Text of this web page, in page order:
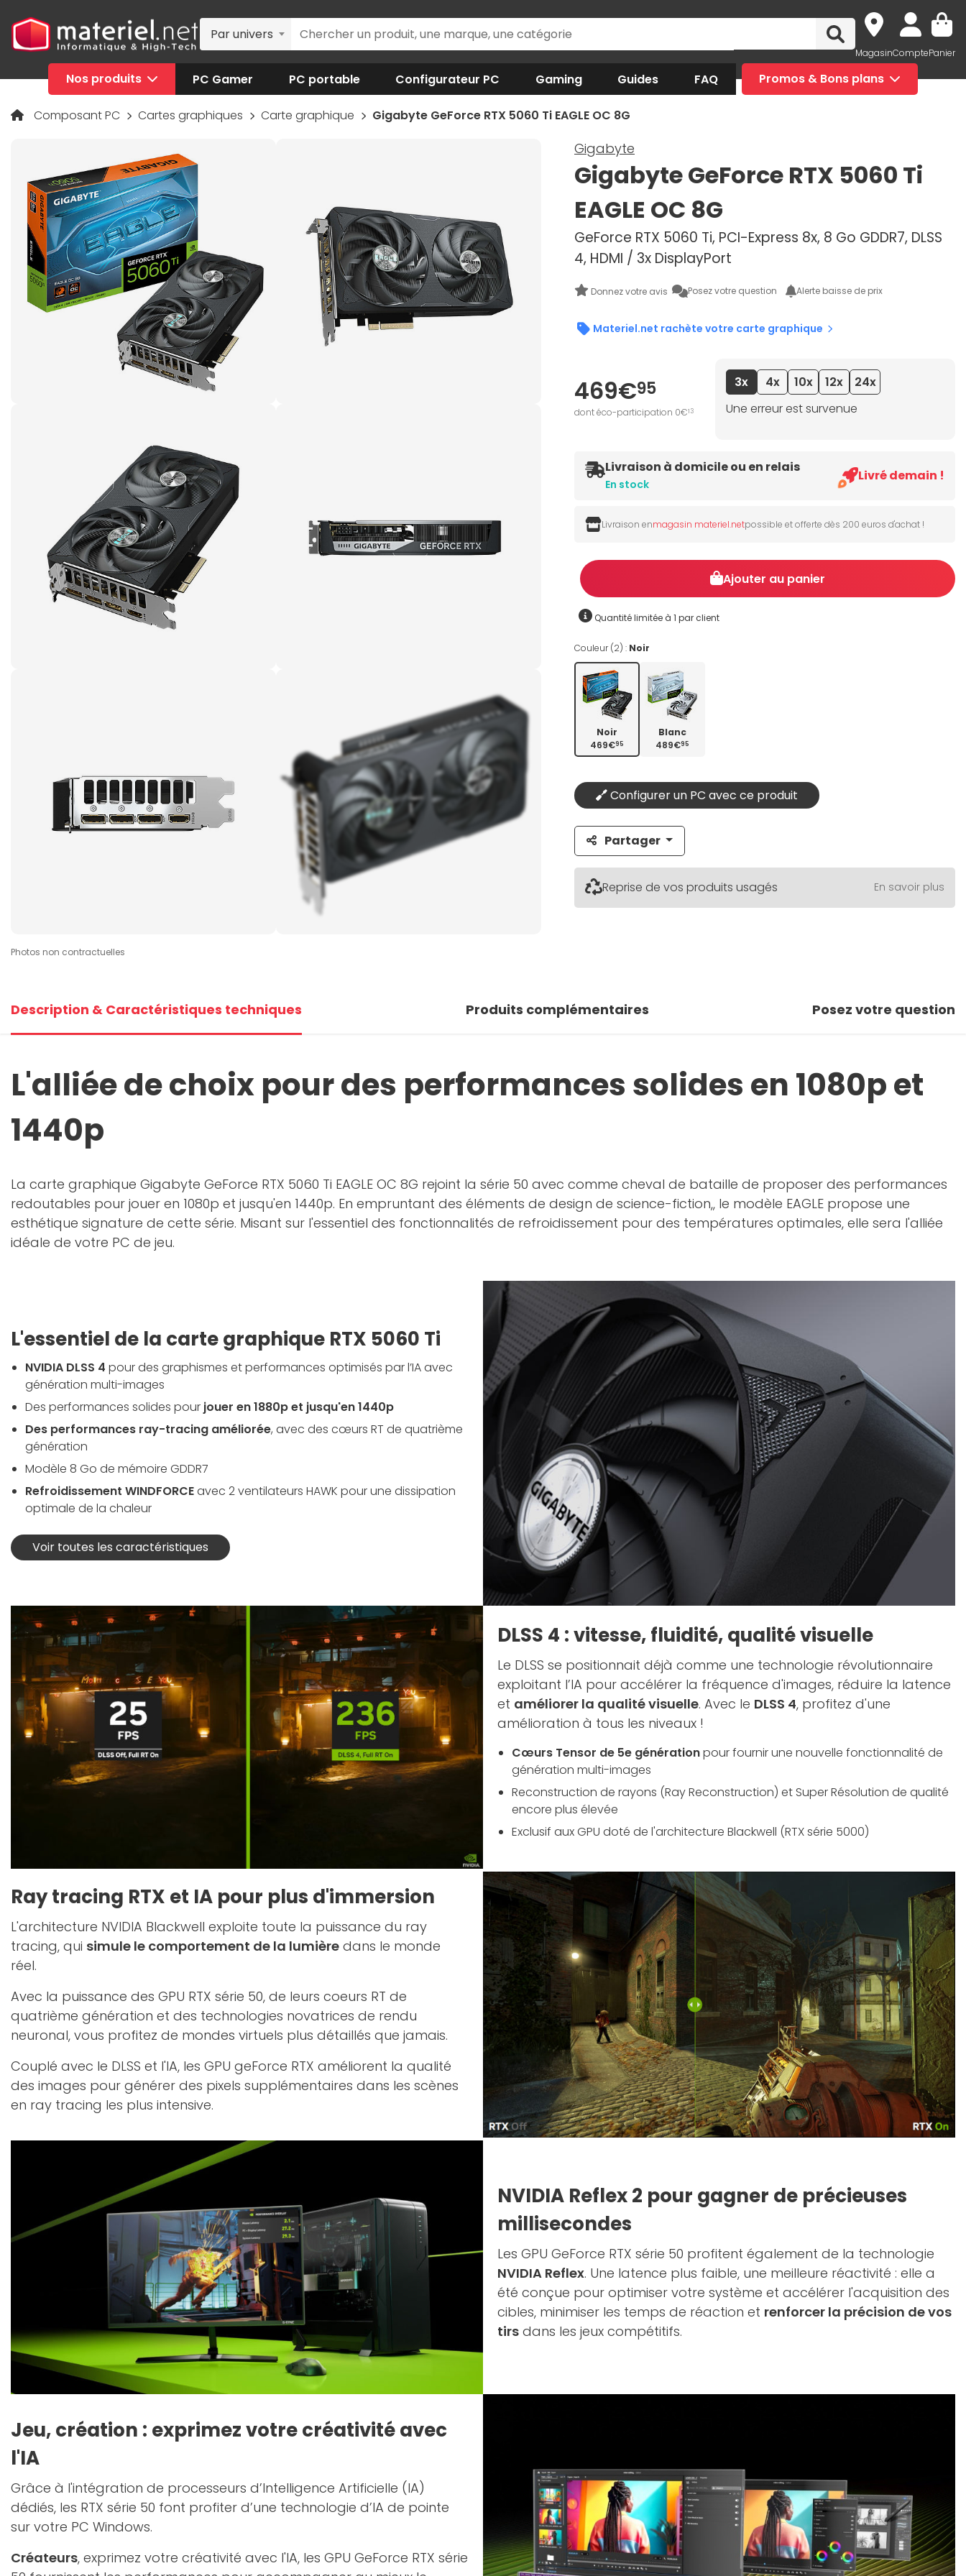
Par univers
MagasinComptePanier
Nos produits PC Gamer PC portable Configurateur PC Gaming Guides FAQ Promos & Bons plans
Composant PC Cartes graphiques Carte graphique Gigabyte GeForce RTX 5060 Ti EAGLE OC 8G
+1 photo
Photos non contractuelles
Gigabyte
Gigabyte GeForce RTX 5060 Ti
EAGLE OC 8G
GeForce RTX 5060 Ti, PCI-Express 8x, 8 Go GDDR7, DLSS
4, HDMI / 3x DisplayPort
Donnez votre avis Posez votre question Alerte baisse de prix
Materiel.net rachète votre carte graphique
469€95
dont éco-participation 0€13
3x 4x 10x 12x
24x
Une erreur est survenue
Livraison à domicile ou en relais
En stock
Livré demain !
Livraison enmagasin materiel.netpossible et offerte dès 200 euros d'achat !
Quantité Ajouter au panier
Quantité limitée à 1 par client
Couleur (2) : Noir
Noir
469€95
Blanc
489€95
Configurer un PC avec ce produit
Partager
Reprise de vos produits usagés En savoir plus
Description & Caractéristiques techniques Produits complémentaires Posez votre question
L'alliée de choix pour des performances solides en 1080p et
1440p
La carte graphique Gigabyte GeForce RTX 5060 Ti EAGLE OC 8G rejoint la série 50 avec comme cheval de bataille de proposer des performances
redoutables pour jouer en 1080p et jusqu'en 1440p. En empruntant des éléments de design de science-fiction,, le modèle EAGLE propose une
esthétique signature de cette série. Misant sur l'essentiel des fonctionnalités de refroidissement pour des températures optimales, elle sera l'alliée
idéale de votre PC de jeu.
L'essentiel de la carte graphique RTX 5060 Ti
NVIDIA DLSS 4 pour des graphismes et performances optimisés par l’IA avec
génération multi-images
Des performances solides pour jouer en 1880p et jusqu'en 1440p
Des performances ray-tracing améliorée, avec des cœurs RT de quatrième
génération
Modèle 8 Go de mémoire GDDR7
Refroidissement WINDFORCEavec 2 ventilateurs HAWK pour une dissipation
optimale de la chaleur
Voir toutes les caractéristiques
DLSS 4 : vitesse, fluidité, qualité visuelle
Le DLSS se positionnait déjà comme une technologie révolutionnaire
exploitant l’IA pour accélérer la fréquence d'images, réduire la latence
et améliorer la qualité visuelle. Avec le DLSS 4, profitez d'une
amélioration à tous les niveaux !
Cœurs Tensor de 5e générationpour fournir une nouvelle fonctionnalité de
génération multi-images
Reconstruction de rayons (Ray Reconstruction) et Super Résolution de qualité
encore plus élevée
Exclusif aux GPU doté de l'architecture Blackwell (RTX série 5000)
Ray tracing RTX et IA pour plus d'immersion
L'architecture NVIDIA Blackwell exploite toute la puissance du ray
tracing, qui simule le comportement de la lumière dans le monde
réel.
Avec la puissance des GPU RTX série 50, de leurs coeurs RT de
quatrième génération et des technologies novatrices de rendu
neuronal, vous profitez de mondes virtuels plus détaillés que jamais.
Couplé avec le DLSS et l'IA, les GPU geForce RTX améliorent la qualité
des images pour générer des pixels supplémentaires dans les scènes
en ray tracing les plus intensive.
NVIDIA Reflex 2 pour gagner de précieuses
millisecondes
Les GPU GeForce RTX série 50 profitent également de la technologie
NVIDIA Reflex. Une latence plus faible, une meilleure réactivité : elle a
été conçue pour optimiser votre système et accélérer l'acquisition des
cibles, minimiser les temps de réaction et renforcer la précision de vos
tirs dans les jeux compétitifs.
Jeu, création : exprimez votre créativité avec
l'IA
Grâce à l'intégration de processeurs d’Intelligence Artificielle (IA)
dédiés, les RTX série 50 font profiter d’une technologie d’IA de pointe
sur votre PC Windows.
Créateurs, exprimez votre créativité avec l'IA, les GPU GeForce RTX série